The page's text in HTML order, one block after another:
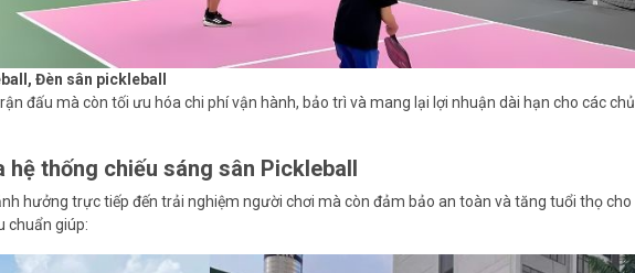
Đèn sân pickleball
đấu mà còn tối ưu hóa chi phí vận hành, bảo trì và mang lại lợi nhuận dài hạn cho các chủ
hệ thống chiếu sáng sân Pickleball
hưởng trực tiếp đến trải nghiệm người chơi mà còn đảm bảo an toàn và tăng tuổi thọ cho
chuẩn giúp: